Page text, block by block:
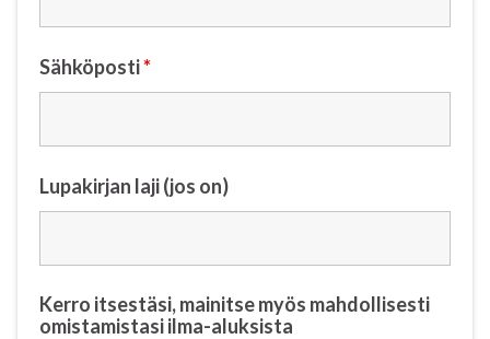
Sähköposti*
Lupakirjan laji (jos on)
Kerro itsestäsi, mainitse myös mahdollisesti
omistamistasi ilma-aluksista